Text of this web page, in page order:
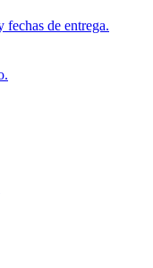
fechas de entrega.